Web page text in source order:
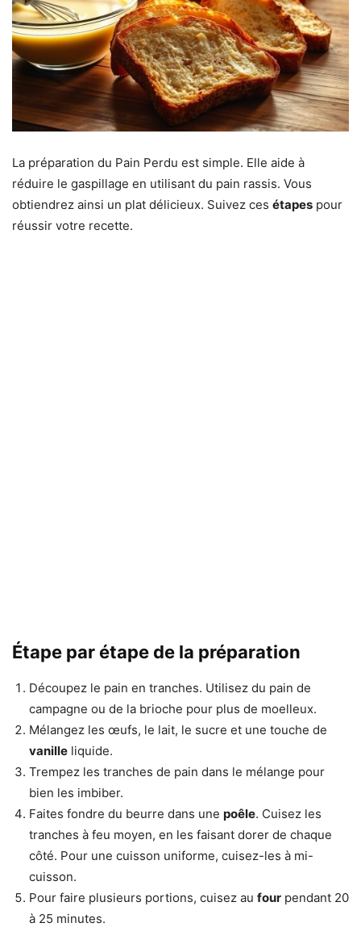
La préparation du Pain Perdu est simple. Elle aide à
réduire le gaspillage en utilisant du pain rassis. Vous
obtiendrez ainsi un plat délicieux. Suivez ces étapes pour
réussir votre recette.
Étape par étape de la préparation
Découpez le pain en tranches. Utilisez du pain de
campagne ou de la brioche pour plus de moelleux.
Mélangez les œufs, le lait, le sucre et une touche de
vanille liquide.
Trempez les tranches de pain dans le mélange pour
bien les imbiber.
Faites fondre du beurre dans une poêle. Cuisez les
tranches à feu moyen, en les faisant dorer de chaque
côté. Pour une cuisson uniforme, cuisez-les à mi-
cuisson.
Pour faire plusieurs portions, cuisez au four pendant 20
à 25 minutes.